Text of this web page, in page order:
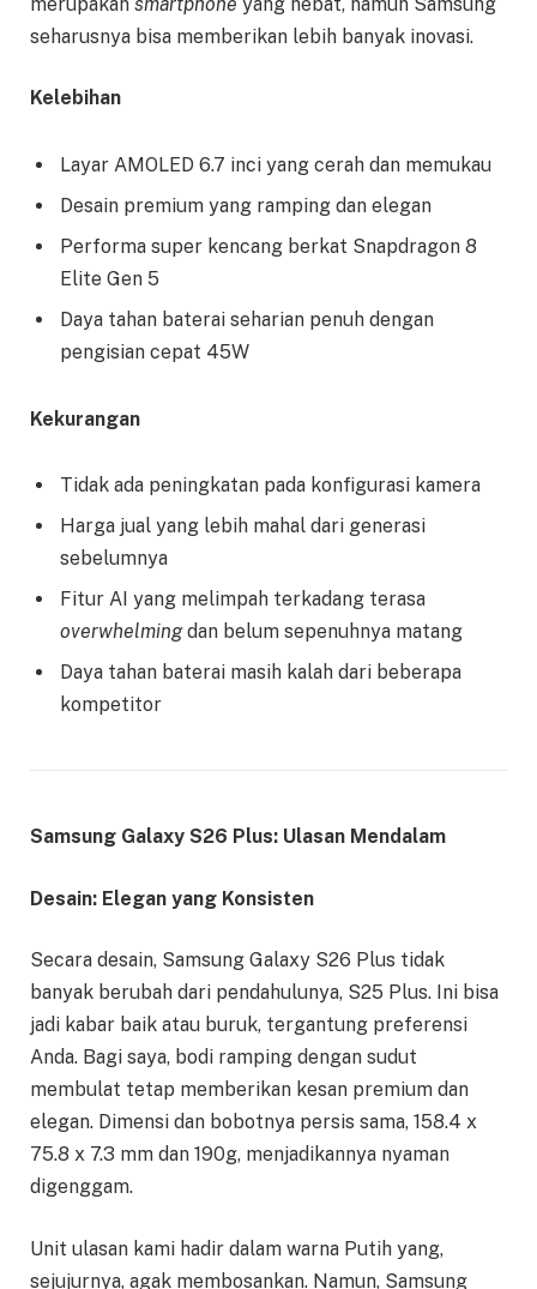
seharusnya bisa memberikan lebih banyak inovasi.
Kelebihan
Layar AMOLED 6.7 inci yang cerah dan memukau
Desain premium yang ramping dan elegan
Performa super kencang berkat Snapdragon 8
Elite Gen 5
Daya tahan baterai seharian penuh dengan
pengisian cepat 45W
Kekurangan
Tidak ada peningkatan pada konfigurasi kamera
Harga jual yang lebih mahal dari generasi
sebelumnya
Fitur AI yang melimpah terkadang terasa
overwhelmingdan belum sepenuhnya matang
Daya tahan baterai masih kalah dari beberapa
kompetitor
Samsung Galaxy S26 Plus: Ulasan Mendalam
Desain: Elegan yang Konsisten
Secara desain, Samsung Galaxy S26 Plus tidak
banyak berubah dari pendahulunya, S25 Plus. Ini bisa
jadi kabar baik atau buruk, tergantung preferensi
Anda. Bagi saya, bodi ramping dengan sudut
membulat tetap memberikan kesan premium dan
elegan. Dimensi dan bobotnya persis sama, 158.4 x
75.8 x 7.3 mm dan 190g, menjadikannya nyaman
digenggam.
Unit ulasan kami hadir dalam warna Putih yang,
sejujurnya, agak membosankan. Namun, Samsung